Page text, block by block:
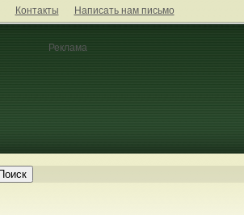
Контакты Написать нам письмо
Реклама